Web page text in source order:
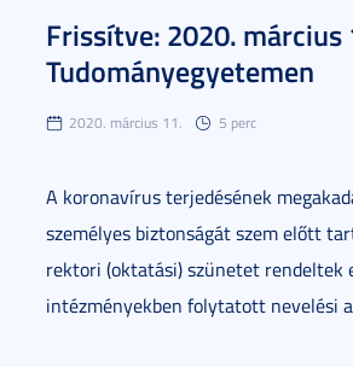
Frissítve: 2020.
Tudományegyetemen
2020. március 11. 5 perc
A koronavírus terjedésének
személyes biztonságát szem előtt
rektori (oktatási) szünetet rendeltek
intézményekben folytatott nevelési